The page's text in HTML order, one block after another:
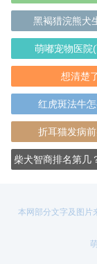
黑褐猎浣熊犬
萌嘟宠物医院
想清楚
红虎斑法牛
折耳猫发病
柴犬智商排名第几
本网部分文字及图片